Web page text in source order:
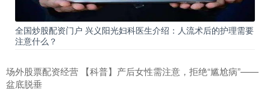
全国炒股配资门户 兴义阳光妇科医生介绍：人流术后的护理需要
注意什么？
场外股票配资经营 【科普】产后女性需注意，拒绝“尴尬病”——
盆底脱垂